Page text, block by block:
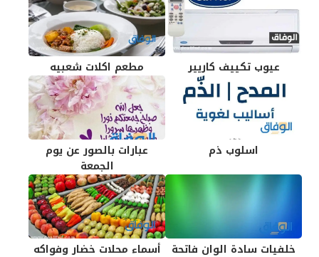
عيوب تكييف كاريير مطعم اكلات شعبيه
اسلوب ذم
عبارات بالصور عن يوم
الجمعة
خلفيات سادة الوان فاتحة أسماء محلات خضار وفواكه